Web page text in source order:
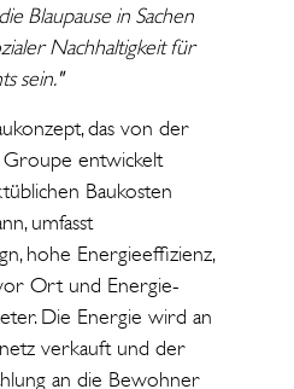
Blaupause in Sachen
Nachhaltigkeit für
sein."
das von der
Groupe entwickelt
Baukosten
umfasst
hohe Energieeffizienz,
Ort und Energie-
Die Energie wird an
verkauft und der
an die Bewohner